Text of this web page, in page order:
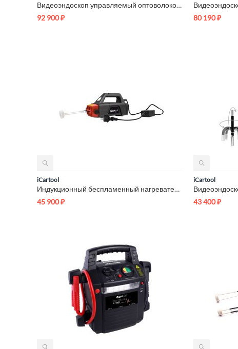
Видеоэндоскоп управляемый оптоволоконная подсветка, экран 4.5...
92 900₽
80 190₽
iCartool
Индукционный беcпламенный нагреватель 2250 Вт iCarTool IC-195
45 900₽
iCartool
43 400₽